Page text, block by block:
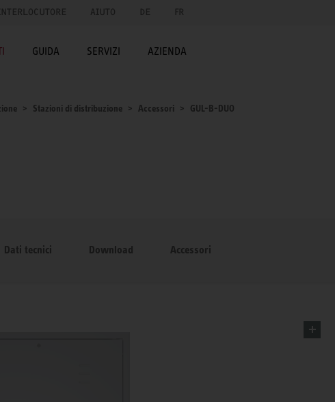
AIUTO DE FR
GUIDA SERVIZI AZIENDA
Stazioni di distribuzione Accessori GUL-B-DUO
Dati tecnici Download Accessori